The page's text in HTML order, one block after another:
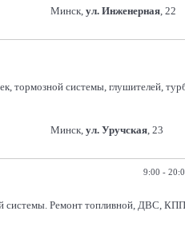
Минск, ул. Инженерная, 22
тормозной системы, глушителей,
Минск, ул. Уручская, 23
9:00 -
системы. Ремонт топливной, ДВС,